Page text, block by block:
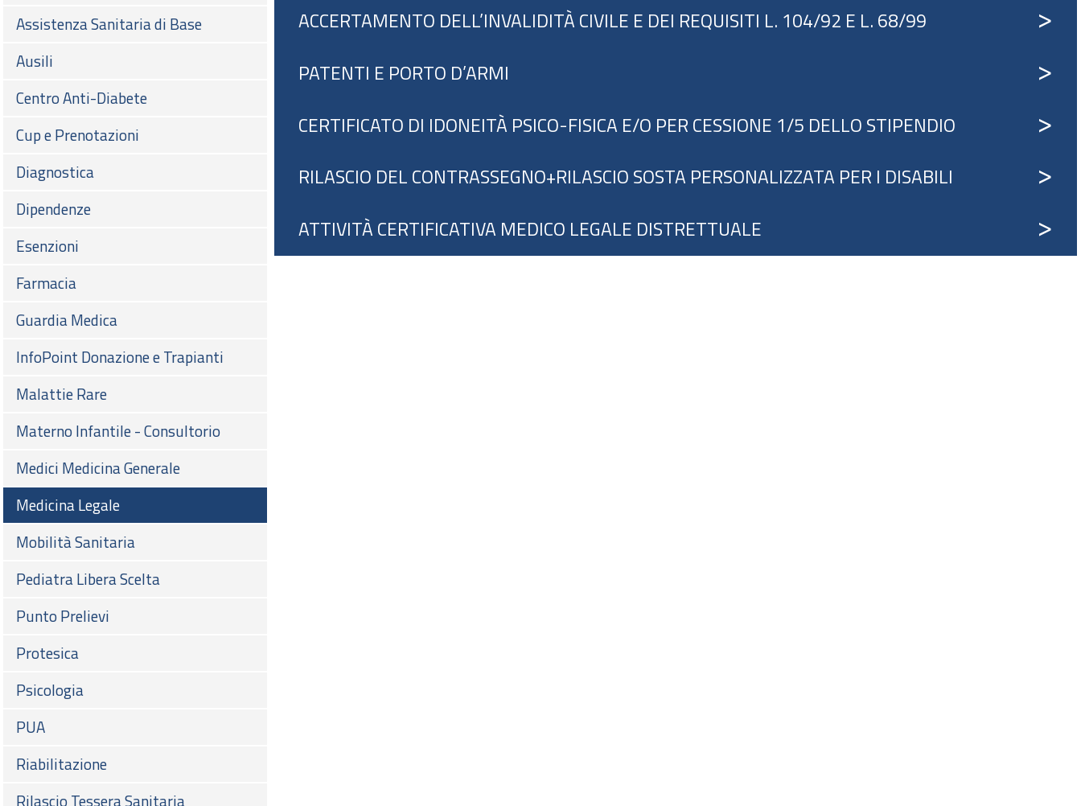
Assistenza Sanitaria di Base
Ausili
Centro Anti-Diabete
Cup e Prenotazioni
Diagnostica
Dipendenze
Esenzioni
Farmacia
Guardia Medica
InfoPoint Donazione e Trapianti
Malattie Rare
Materno Infantile - Consultorio
Medici Medicina Generale
Medicina Legale
Mobilità Sanitaria
Pediatra Libera Scelta
Punto Prelievi
Protesica
Psicologia
PUA
Riabilitazione
Rilascio Tessera Sanitaria
ACCERTAMENTO DELL’INVALIDITÀ CIVILE E DEI REQUISITI L. 104/92 E L. 68/99
PATENTI E PORTO D’ARMI
CERTIFICATO DI IDONEITÀ PSICO-FISICA E/O PER CESSIONE 1/5 DELLO STIPENDIO
RILASCIO DEL CONTRASSEGNO+RILASCIO SOSTA PERSONALIZZATA PER I DISABILI
ATTIVITÀ CERTIFICATIVA MEDICO LEGALE DISTRETTUALE